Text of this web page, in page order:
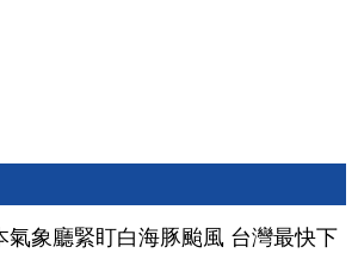
氣象廳緊盯白海豚颱風 台灣最快下